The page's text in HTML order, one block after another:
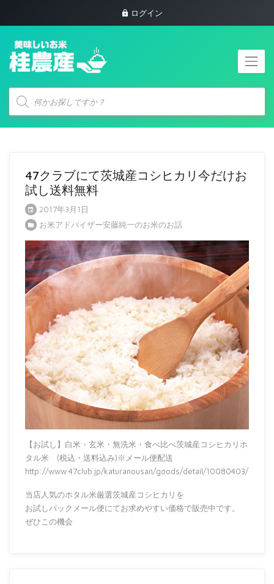
ログイン
商
索
47クラブにて茨城産コシヒカリ今だけお
試し送料無料
2017年3月1日
お米アドバイザー安藤純一のお米のお話
【お試し】白米・玄米・無洗米・食べ比べ茨城産コシヒカリホ
タル米 (税込・送料込み)※メール便配送
http://www.47club.jp/katuranousan/goods/detail/10080403/
当店人気のホタル米厳選茨城産コシヒカリを
お試しパックメール便にてお求めやすい価格で販売中です。
ぜひこの機会